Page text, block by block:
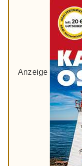
Anzeige